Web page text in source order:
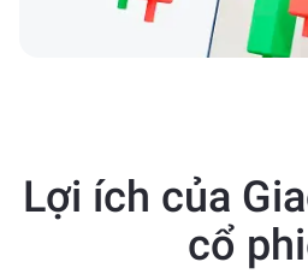
Lợi ích của
cổ